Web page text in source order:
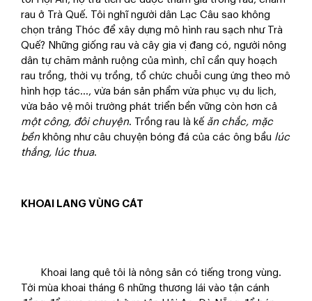
rau ở Trà Quế. Tôi nghĩ người dân Lạc Câu sao không
chọn trảng Thóc để xây dựng mô hình rau sạch như Trà
Quế? Những giống rau và cây gia vị đang có, người nông
dân tự chăm mảnh ruộng của mình, chỉ cần quy hoạch
rau trồng, thời vụ trồng, tổ chức chuỗi cung ứng theo mô
hình hợp tác..., vừa bán sản phẩm vừa phục vụ du lịch,
vừa bảo vệ môi trường phát triển bền vững còn hơn cả
một công, đôi chuyện. Trồng rau là kế ăn chắc, mặc
bền không như câu chuyện bóng đá của các ông bầu lúc
thắng, lúc thua.
K HOAI LANG VÙNG CÁT
Khoai lang quê tôi là nông sản có tiếng trong vùng.
Tới mùa khoai tháng 6 những thương lái vào tận cánh